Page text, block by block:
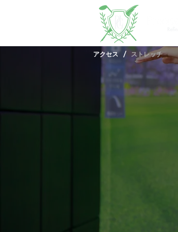
アクセス / ストレッチ